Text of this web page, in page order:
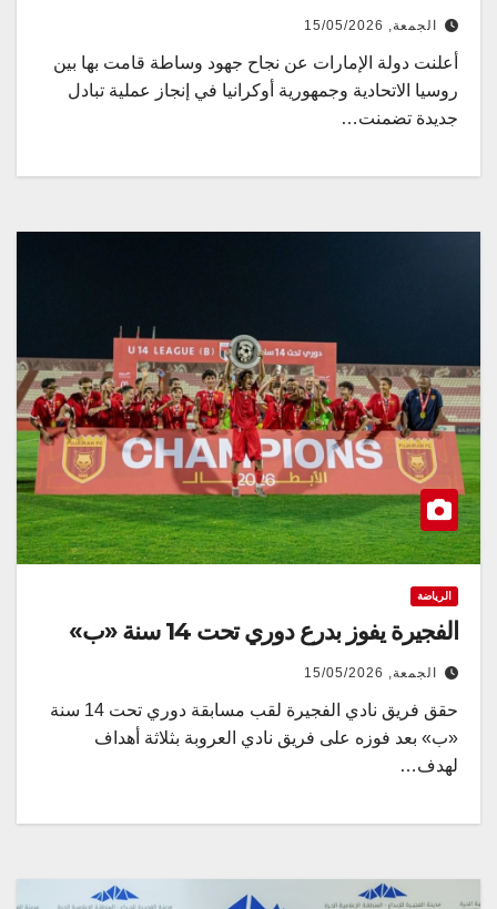
الجمعة, 15/05/2026
أعلنت دولة الإمارات عن نجاح جهود وساطة قامت بها بين
روسيا الاتحادية وجمهورية أوكرانيا في إنجاز عملية تبادل
جديدة تضمنت…
الرياضة
الفجيرة يفوز بدرع دوري تحت 14 سنة «ب»
الجمعة, 15/05/2026
حقق فريق نادي الفجيرة لقب مسابقة دوري تحت 14 سنة
«ب» بعد فوزه على فريق نادي العروبة بثلاثة أهداف
لهدف…